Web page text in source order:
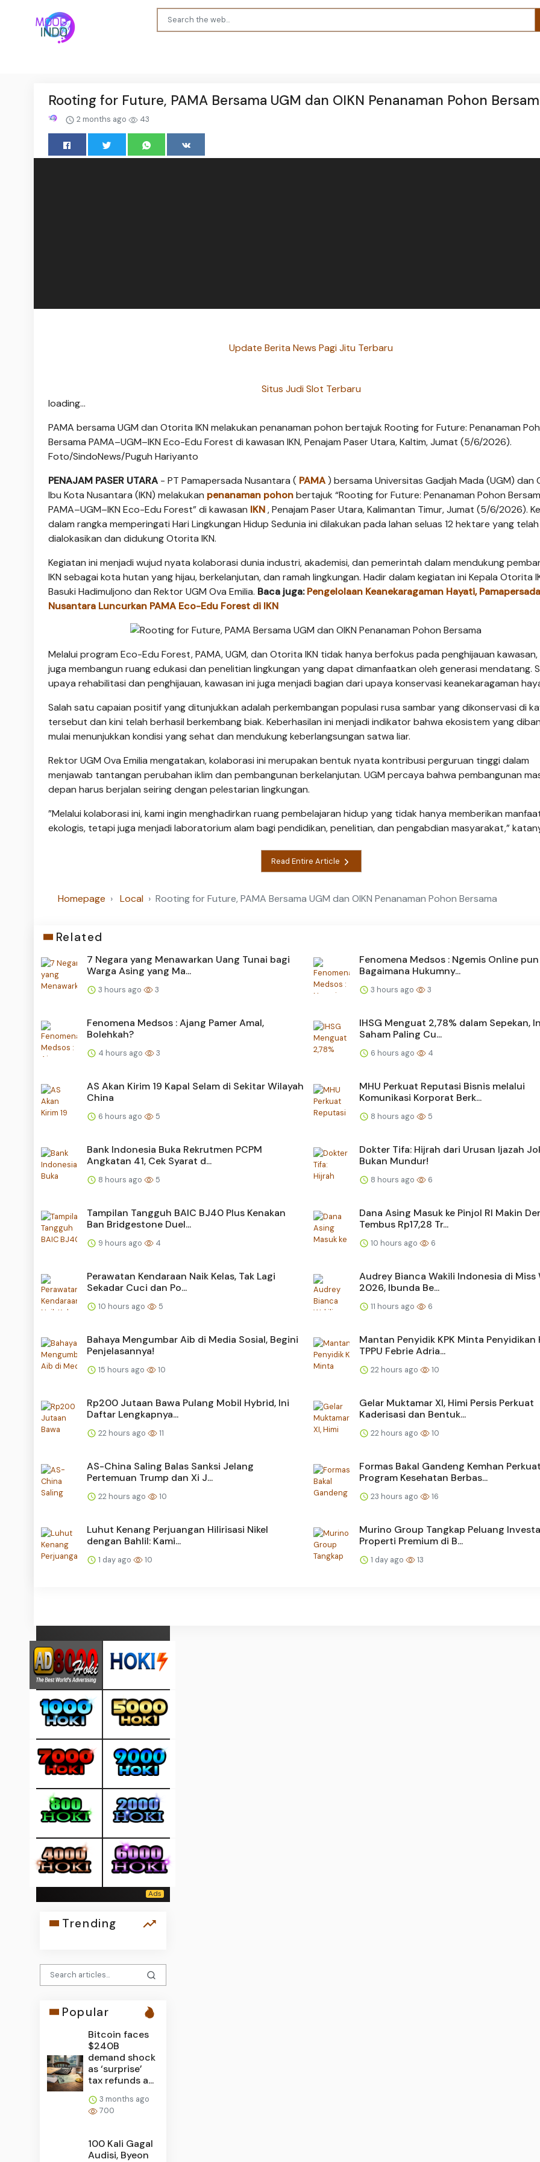
Rooting for Future, PAMA Bersama UGM dan OIKN Penanaman Pohon
2 months ago 43
Update Berita News Pagi Jitu Terbaru
Situs Judi Slot Terbaru
loading...
PAMA bersama UGM dan Otorita IKN melakukan penanaman pohon bertajuk Rooting for Future: Penanaman
Bersama PAMA–UGM–IKN Eco-Edu Forest di kawasan IKN, Penajam Paser Utara, Kaltim, Jumat (5/6/2026).
Foto/SindoNews/Puguh Hariyanto
PENAJAM PASER UTARA - PT Pamapersada Nusantara ( PAMA) bersama Universitas Gadjah Mada (UGM) dan
Ibu Kota Nusantara (IKN) melakukan penanaman pohonbertajuk “Rooting for Future: Penanaman Pohon
PAMA–UGM–IKN Eco-Edu Forest” di kawasan IKN, Penajam Paser Utara, Kalimantan Timur, Jumat (5/6/2026).
dalam rangka memperingati Hari Lingkungan Hidup Sedunia ini dilakukan pada lahan seluas 12 hektare yang telah
dialokasikan dan didukung Otorita IKN.
Kegiatan ini menjadi wujud nyata kolaborasi dunia industri, akademisi, dan pemerintah dalam mendukung
IKN sebagai kota hutan yang hijau, berkelanjutan, dan ramah lingkungan. Hadir dalam kegiatan ini Kepala Otorita
Basuki Hadimuljono dan Rektor UGM Ova Emilia. Baca juga: Pengelolaan Keanekaragaman Hayati, Pamapersada
Nusantara Luncurkan PAMA Eco-Edu Forest di IKN
Melalui program Eco-Edu Forest, PAMA, UGM, dan Otorita IKN tidak hanya berfokus pada penghijauan
juga membangun ruang edukasi dan penelitian lingkungan yang dapat dimanfaatkan oleh generasi mendatang.
upaya rehabilitasi dan penghijauan, kawasan ini juga menjadi bagian dari upaya konservasi keanekaragaman
Salah satu capaian positif yang ditunjukkan adalah perkembangan populasi rusa sambar yang dikonservasi di
tersebut dan kini telah berhasil berkembang biak. Keberhasilan ini menjadi indikator bahwa ekosistem yang
mulai menunjukkan kondisi yang sehat dan mendukung keberlangsungan satwa liar.
Rektor UGM Ova Emilia mengatakan, kolaborasi ini merupakan bentuk nyata kontribusi perguruan tinggi dalam
menjawab tantangan perubahan iklim dan pembangunan berkelanjutan. UGM percaya bahwa pembangunan
depan harus berjalan seiring dengan pelestarian lingkungan.
”Melalui kolaborasi ini, kami ingin menghadirkan ruang pembelajaran hidup yang tidak hanya memberikan
ekologis, tetapi juga menjadi laboratorium alam bagi pendidikan, penelitian, dan pengabdian masyarakat,”
Read Entire Article
Homepage Local Rooting for Future, PAMA Bersama UGM dan OIKN Penanaman Pohon Bersama
Related
7 Negara yang Menawarkan Uang Tunai bagi
Warga Asing yang Ma...
3 hours ago 3
Fenomena Medsos : Ngemis Online
Bagaimana Hukumny...
3 hours ago 3
Fenomena Medsos : Ajang Pamer Amal,
Bolehkah?
4 hours ago 3
IHSG Menguat 2,78% dalam Sepekan,
Saham Paling Cu...
6 hours ago 4
AS Akan Kirim 19 Kapal Selam di Sekitar Wilayah
China
6 hours ago 5
MHU Perkuat Reputasi Bisnis melalui
Komunikasi Korporat Berk...
8 hours ago 5
Bank Indonesia Buka Rekrutmen PCPM
Angkatan 41, Cek Syarat d...
8 hours ago 5
Dokter Tifa: Hijrah dari Urusan Ijazah
Bukan Mundur!
8 hours ago 6
Tampilan Tangguh BAIC BJ40 Plus Kenakan
Ban Bridgestone Duel...
9 hours ago 4
Dana Asing Masuk ke Pinjol RI Makin
Tembus Rp17,28 Tr...
10 hours ago 6
Perawatan Kendaraan Naik Kelas, Tak Lagi
Sekadar Cuci dan Po...
10 hours ago 5
Audrey Bianca Wakili Indonesia di Miss
2026, Ibunda Be...
11 hours ago 6
Bahaya Mengumbar Aib di Media Sosial, Begini
Penjelasannya!
15 hours ago 10
Mantan Penyidik KPK Minta Penyidikan
TPPU Febrie Adria...
22 hours ago 10
Rp200 Jutaan Bawa Pulang Mobil Hybrid, Ini
Daftar Lengkapnya...
22 hours ago 11
Gelar Muktamar XI, Himi Persis Perkuat
Kaderisasi dan Bentuk...
22 hours ago 10
AS-China Saling Balas Sanksi Jelang
Pertemuan Trump dan Xi J...
22 hours ago 10
Formas Bakal Gandeng Kemhan
Program Kesehatan Berbas...
23 hours ago 16
Luhut Kenang Perjuangan Hilirisasi Nikel
dengan Bahlil: Kami...
1 day ago 10
Murino Group Tangkap Peluang
Properti Premium di B...
1 day ago 13
Trending
Popular
Bitcoin faces
$240B
demand shock
as ‘surprise’
tax refunds a...
3 months ago
700
100 Kali Gagal
Audisi, Byeon